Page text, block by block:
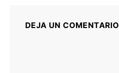
DEJA UN COMENTARIO